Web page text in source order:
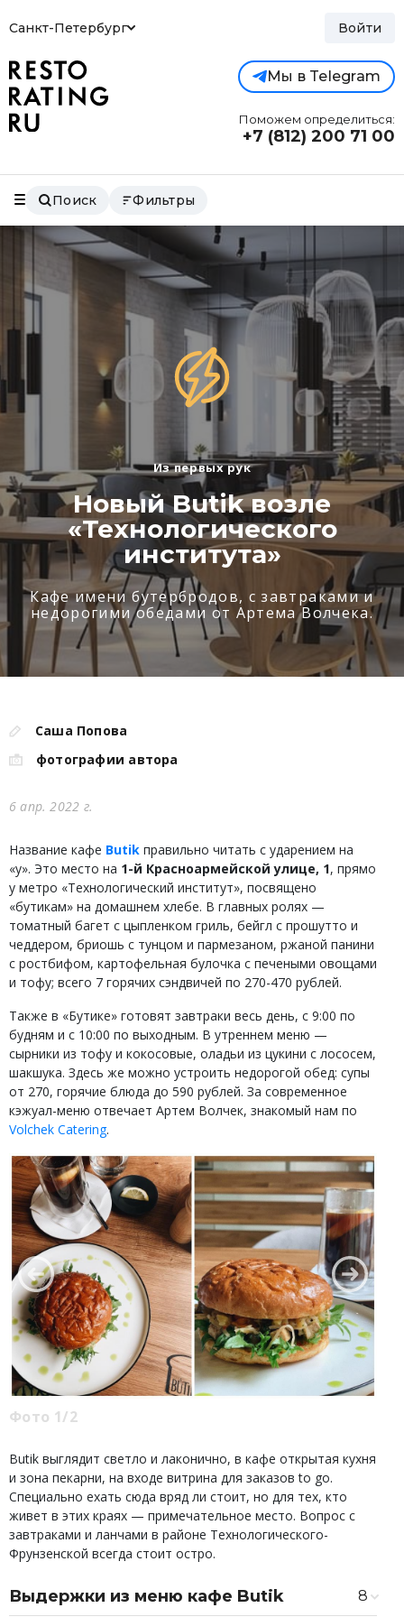
Санкт-Петербург Войти
Мы в Telegram
Поможем определиться:
+7 (812) 200 71 00
Поиск Фильтры
Из первых рук
Новый Butik возле
«Технологического
института»
Кафе имени бутербродов, с завтраками и
недорогими обедами от Артема Волчека.
Саша Попова
фотографии автора
6 апр. 2022 г.
Название кафе Butik правильно читать с ударением на
«у». Это место на 1-й Красноармейской улице, 1, прямо
у метро «Технологический институт», посвящено
«бутикам» на домашнем хлебе. В главных ролях —
томатный багет с цыпленком гриль, бейгл с прошутто и
чеддером, бриошь с тунцом и пармезаном, ржаной панини
с ростбифом, картофельная булочка с печеными овощами
и тофу; всего 7 горячих сэндвичей по 270-470 рублей.
Также в «Бутике» готовят завтраки весь день, с 9:00 по
будням и с 10:00 по выходным. В утреннем меню —
сырники из тофу и кокосовые, оладьи из цукини с лососем,
шакшука. Здесь же можно устроить недорогой обед: супы
от 270, горячие блюда до 590 рублей. За современное
кэжуал-меню отвечает Артем Волчек, знакомый нам по
Volchek Catering.
Фото 1/2
Butik выглядит светло и лаконично, в кафе открытая кухня
и зона пекарни, на входе витрина для заказов to go.
Специально ехать сюда вряд ли стоит, но для тех, кто
живет в этих краях — примечательное место. Вопрос с
завтраками и ланчами в районе Технологического-
Фрунзенской всегда стоит остро.
Выдержки из меню кафе Butik
8